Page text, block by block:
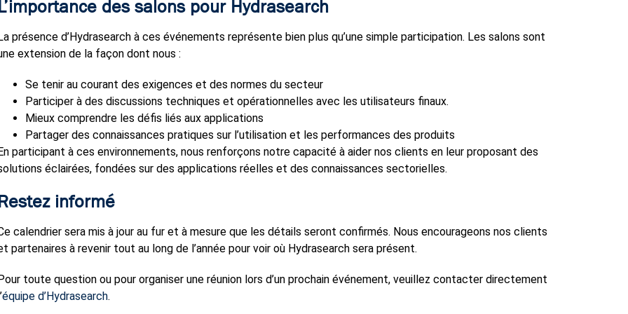
des salons pour Hydrasearch
présence d’Hydrasearch à ces événements représente bien plus qu’une simple participation. Les salons sont
extension de la façon dont nous :
Se tenir au courant des exigences et des normes du secteur
Participer à des discussions techniques et opérationnelles avec les utilisateurs finaux.
Mieux comprendre les défis liés aux applications
Partager des connaissances pratiques sur l’utilisation et les performances des produits
participant à ces environnements, nous renforçons notre capacité à aider nos clients en leur proposant des
éclairées, fondées sur des applications réelles et des connaissances sectorielles.
informé
calendrier sera mis à jour au fur et à mesure que les détails seront confirmés. Nous encourageons nos clients
partenaires à revenir tout au long de l’année pour voir où Hydrasearch sera présent.
toute question ou pour organiser une réunion lors d’un prochain événement, veuillez contacter directement
équipe d’Hydrasearch.